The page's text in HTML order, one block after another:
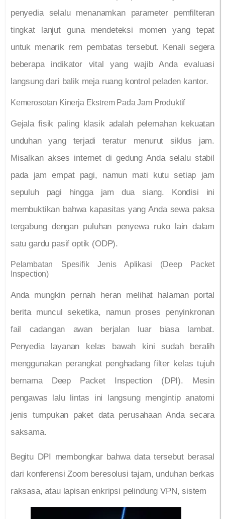
penyedia selalu menanamkan parameter pemfilteran
tingkat lanjut guna mendeteksi momen yang tepat
untuk menarik rem pembatas tersebut. Kenali segera
beberapa indikator vital yang wajib Anda evaluasi
langsung dari balik meja ruang kontrol peladen kantor.
Kemerosotan Kinerja Ekstrem Pada Jam Produktif
Gejala fisik paling klasik adalah pelemahan kekuatan
unduhan yang terjadi teratur menurut siklus jam.
Misalkan akses internet di gedung Anda selalu stabil
pada jam empat pagi, namun mati kutu setiap jam
sepuluh pagi hingga jam dua siang. Kondisi ini
membuktikan bahwa kapasitas yang Anda sewa paksa
tergabung dengan puluhan penyewa ruko lain dalam
satu gardu pasif optik (ODP).
Pelambatan Spesifik Jenis Aplikasi (Deep Packet
Inspection)
Anda mungkin pernah heran melihat halaman portal
berita muncul seketika, namun proses penyinkronan
fail cadangan awan berjalan luar biasa lambat.
Penyedia layanan kelas bawah kini sudah beralih
menggunakan perangkat penghadang filter kelas tujuh
bernama Deep Packet Inspection (DPI). Mesin
pengawas lalu lintas ini langsung mengintip anatomi
jenis tumpukan paket data perusahaan Anda secara
saksama.
Begitu DPI membongkar bahwa data tersebut berasal
dari konferensi Zoom beresolusi tajam, unduhan berkas
raksasa, atau lapisan enkripsi pelindung VPN, sistem